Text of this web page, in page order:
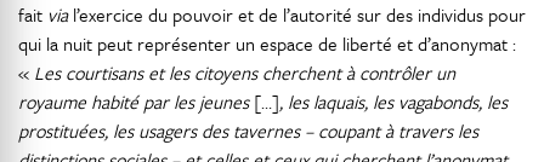
fait vial’exercice du pouvoir et de l’autorité sur des individus pour
qui la nuit peut représenter un espace de liberté et d’anonymat :
« Les courtisans et les citoyens cherchent à contrôler un
royaume habité par les jeunes[…], les laquais, les vagabonds, les
prostituées, les usagers des tavernes – coupant à travers les